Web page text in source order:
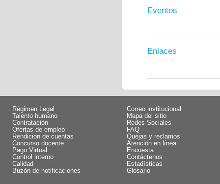
Eventos
Enlaces
Régimen Legal
Talento humano
Contratación
Ofertas de empleo
Rendición de cuentas
Concurso docente
Pago Virtual
Control interno
Calidad
Buzón de notificaciones
Correo institucional
Mapa del sitio
Redes Sociales
FAQ
Quejas y reclamos
Atención en línea
Encuesta
Contáctenos
Estadísticas
Glosario